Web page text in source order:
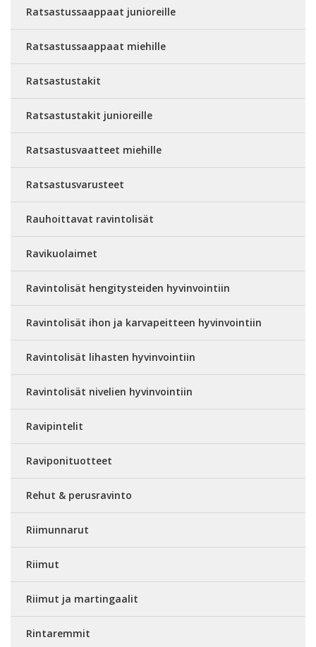
Ratsastussaappaat junioreille
Ratsastussaappaat miehille
Ratsastustakit
Ratsastustakit junioreille
Ratsastusvaatteet miehille
Ratsastusvarusteet
Rauhoittavat ravintolisät
Ravikuolaimet
Ravintolisät hengitysteiden hyvinvointiin
Ravintolisät ihon ja karvapeitteen hyvinvointiin
Ravintolisät lihasten hyvinvointiin
Ravintolisät nivelien hyvinvointiin
Ravipintelit
Raviponituotteet
Rehut & perusravinto
Riimunnarut
Riimut
Riimut ja martingaalit
Rintaremmit